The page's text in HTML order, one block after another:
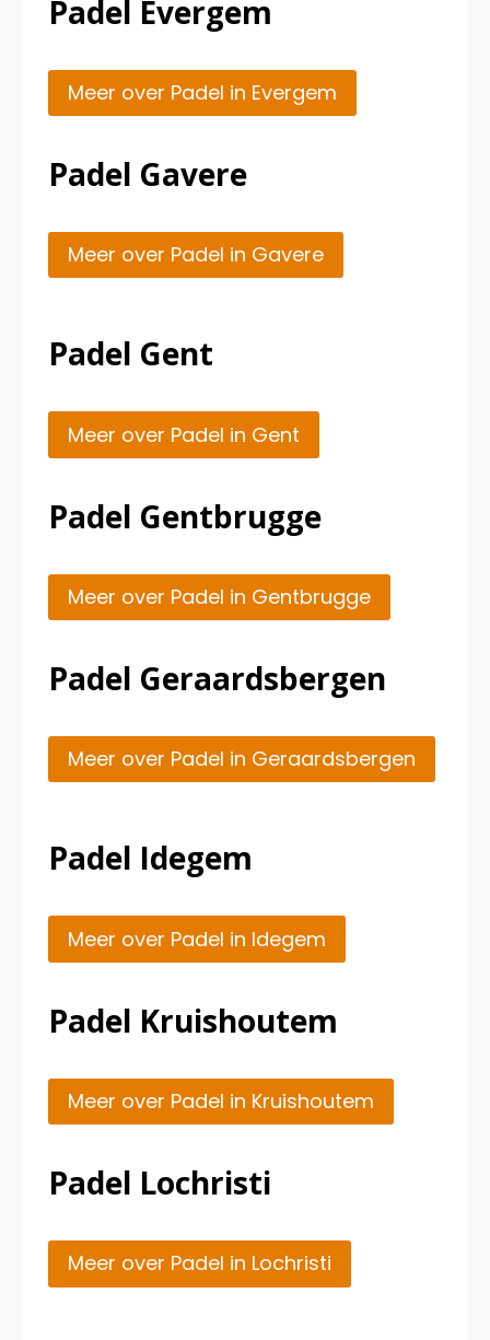
Padel Evergem
Meer over Padel in Evergem
Padel Gavere
Meer over Padel in Gavere
Padel Gent
Meer over Padel in Gent
Padel Gentbrugge
Meer over Padel in Gentbrugge
Padel Geraardsbergen
Meer over Padel in Geraardsbergen
Padel Idegem
Meer over Padel in Idegem
Padel Kruishoutem
Meer over Padel in Kruishoutem
Padel Lochristi
Meer over Padel in Lochristi